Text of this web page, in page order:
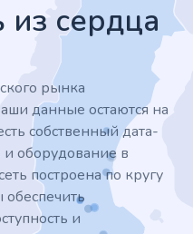
из сердца
рынка
данные остаются на
собственный дата-
оборудование в
построена по кругу
и